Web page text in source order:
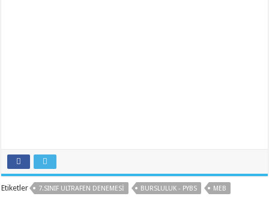
Etiketler 7.SINIF ULTRAFEN DENEMESI BURSLULUK - PYBS MEB